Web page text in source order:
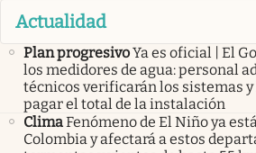
Actualidad
Plan progresivoYa es oficial | El
los medidores de agua: personal
técnicos verificarán los sistemas
pagar el total de la instalación
ClimaFenómeno de El Niño ya
Colombia y afectará a estos